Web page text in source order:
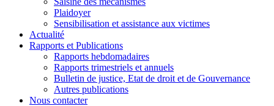
Plaidoyer
Sensibilisation et assistance aux victimes
Actualité
Rapports et Publications
Rapports hebdomadaires
Rapports trimestriels et annuels
Bulletin de justice, Etat de droit et de Gouvernance
Autres publications
Nous contacter